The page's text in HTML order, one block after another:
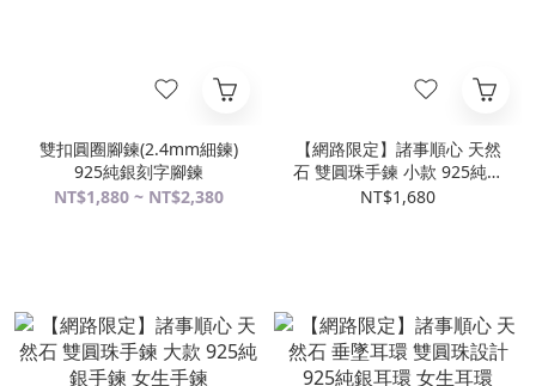
雙扣圓圈腳鍊(2.4mm細鍊)
925純銀刻字腳鍊
NT$1,880 ~ NT$2,380
【網路限定】諸事順心 天然
石 雙圓珠手鍊 小款 925純銀
手鍊 女生手鍊
NT$1,680